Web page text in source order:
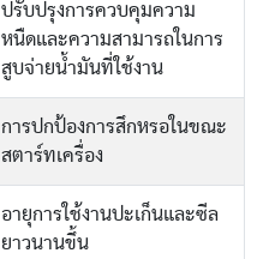
ปรับปรุงการควบคุมความ
หนืดและความสามารถในการ
สูบจ่ายน้ำมันที่ใช้งาน
การปกป้องการสึกหรอในขณะ
สตาร์ทเครื่อง
อายุการใช้งานปะเก็นและซีล
ยาวนานขึ้น